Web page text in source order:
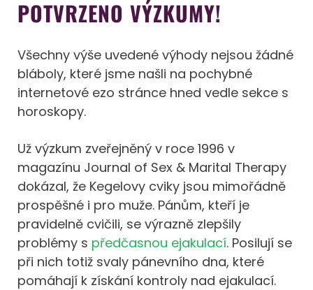
POTVRZENO VÝZKUMY!
Všechny výše uvedené výhody nejsou žádné
bláboly, které jsme našli na pochybné
internetové ezo stránce hned vedle sekce s
horoskopy.
Už výzkum zveřejněný v roce 1996 v
magazínu Journal of Sex & Marital Therapy
dokázal, že Kegelovy cviky jsou mimořádně
prospěšné i pro muže. Pánům, kteří je
pravidelně cvičili, se výrazně zlepšily
problémy s předčasnou ejakulací. Posilují se
při nich totiž svaly pánevního dna, které
pomáhají k získání kontroly nad ejakulací.